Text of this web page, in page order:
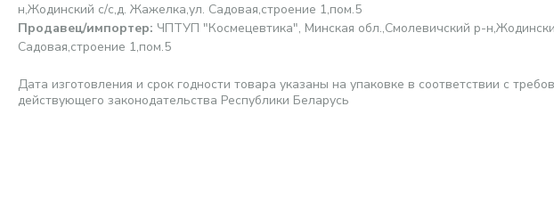
н,Жодинский с/с,д. Жажелка,ул. Садовая,строение 1,пом.5
Продавец/импортер: ЧПТУП "Космецевтика", Минская обл.,Смолевичский р-
Садовая,строение 1,пом.5
Дата изготовления и срок годности товара указаны на упаковке в соответствии с
действующего законодательства Республики Беларусь